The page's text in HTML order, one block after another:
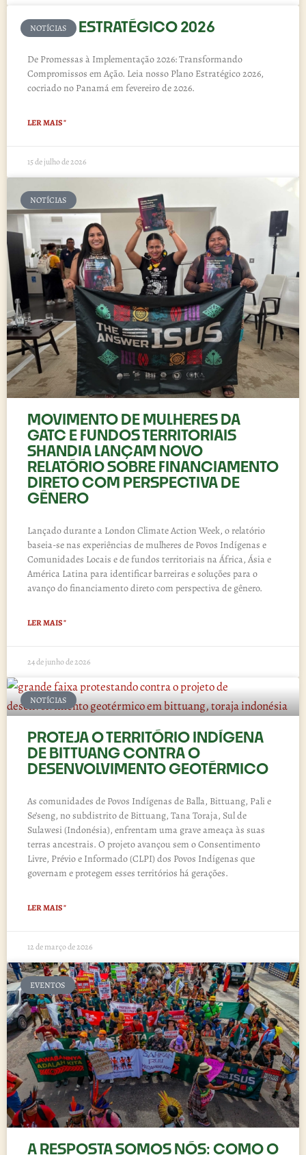
NOTÍCIAS
PLANO ESTRATÉGICO 2026
De Promessas à Implementação 2026: Transformando
Compromissos em Ação. Leia nosso Plano Estratégico 2026,
cocriado no Panamá em fevereiro de 2026.
LER MAIS "
15 de julho de 2026
NOTÍCIAS
MOVIMENTO DE MULHERES DA
GATC E FUNDOS TERRITORIAIS
SHANDIA LANÇAM NOVO
RELATÓRIO SOBRE FINANCIAMENTO
DIRETO COM PERSPECTIVA DE
GÊNERO
Lançado durante a London Climate Action Week, o relatório
baseia-se nas experiências de mulheres de Povos Indígenas e
Comunidades Locais e de fundos territoriais na África, Ásia e
América Latina para identificar barreiras e soluções para o
avanço do financiamento direto com perspectiva de gênero.
LER MAIS "
24 de junho de 2026
NOTÍCIAS
PROTEJA O TERRITÓRIO INDÍGENA
DE BITTUANG CONTRA O
DESENVOLVIMENTO GEOTÉRMICO
As comunidades de Povos Indígenas de Balla, Bittuang, Pali e
Se’seng, no subdistrito de Bittuang, Tana Toraja, Sul de
Sulawesi (Indonésia), enfrentam uma grave ameaça às suas
terras ancestrais. O projeto avançou sem o Consentimento
Livre, Prévio e Informado (CLPI) dos Povos Indígenas que
governam e protegem esses territórios há gerações.
LER MAIS "
12 de março de 2026
EVENTOS
A RESPOSTA SOMOS NÓS: COMO O